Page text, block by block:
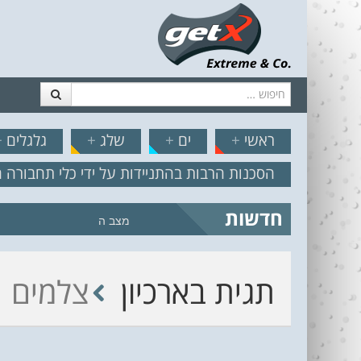
חיפוש
// תפריט
דלג לתוכן
ראשי + ים + שלג + גלגלים
הסכנות הרבות בהתניידות על ידי כלי
חדשות מצב הים והרוח – תחזית גלים
תגית בארכיון צלמים